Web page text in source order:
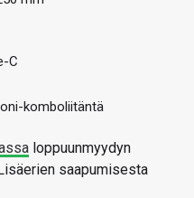
C
komboliitäntä
loppuunmyydyn
saapumisesta